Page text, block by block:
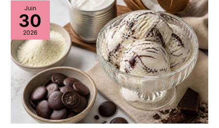
Juin
30
2026
Recette
de
glace
stracciatella
maison